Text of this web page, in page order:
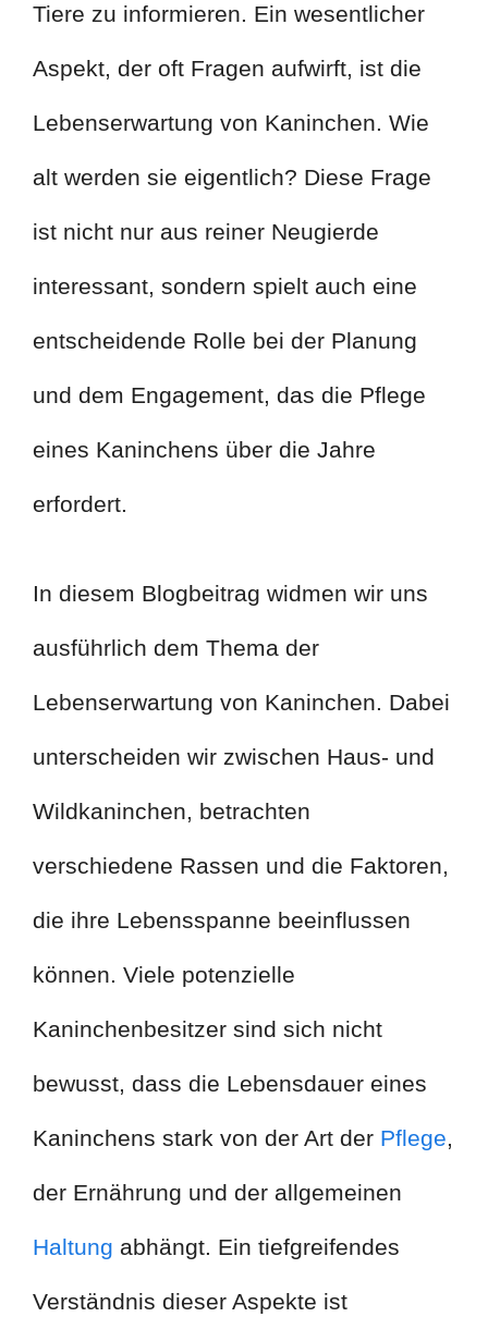
Tiere zu informieren. Ein wesentlicher
Aspekt, der oft Fragen aufwirft, ist die
Lebenserwartung von Kaninchen. Wie
alt werden sie eigentlich? Diese Frage
ist nicht nur aus reiner Neugierde
interessant, sondern spielt auch eine
entscheidende Rolle bei der Planung
und dem Engagement, das die Pflege
eines Kaninchens über die Jahre
erfordert.
In diesem Blogbeitrag widmen wir uns
ausführlich dem Thema der
Lebenserwartung von Kaninchen. Dabei
unterscheiden wir zwischen Haus- und
Wildkaninchen, betrachten
verschiedene Rassen und die Faktoren,
die ihre Lebensspanne beeinflussen
können. Viele potenzielle
Kaninchenbesitzer sind sich nicht
bewusst, dass die Lebensdauer eines
Kaninchens stark von der Art der Pflege,
der Ernährung und der allgemeinen
Haltung abhängt. Ein tiefgreifendes
Verständnis dieser Aspekte ist